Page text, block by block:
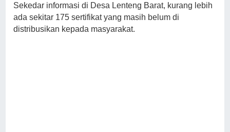
Sekedar informasi di Desa Lenteng Barat, kurang lebih
ada sekitar 175 sertifikat yang masih belum di
distribusikan kepada masyarakat.